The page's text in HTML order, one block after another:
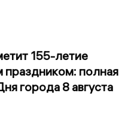
155-летие
полная
города 8 августа